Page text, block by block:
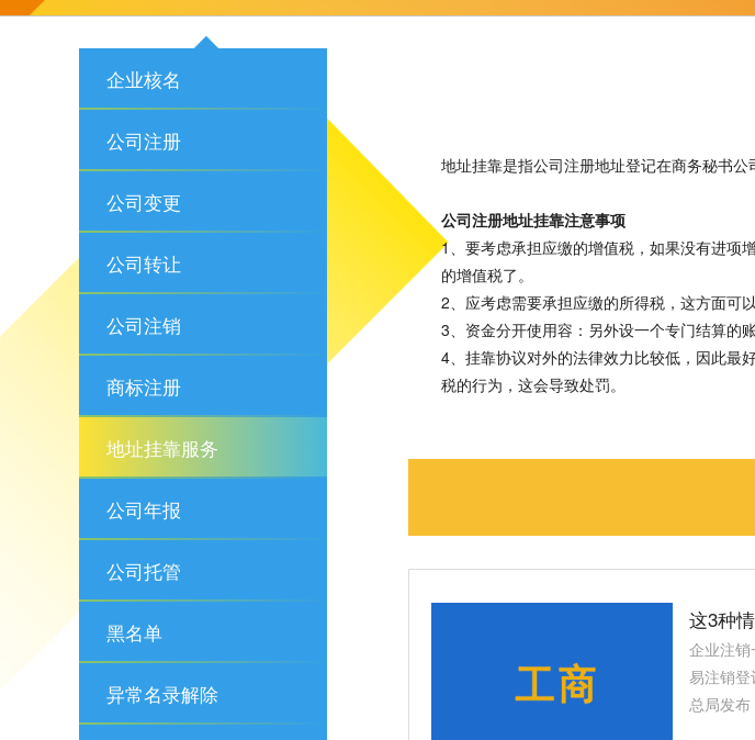
企业核名
公司注册
公司变更
公司转让
公司注销
商标注册
地址挂靠服务
公司年报
公司托管
黑名单
异常名录解除
地址挂靠是指公司注册地址登记在商务秘书公
公司注册地址挂靠注意事项
1、要考虑承担应缴的增值税，如果没有进项
的增值税了。
2、应考虑需要承担应缴的所得税，这方面可
3、资金分开使用容：另外设一个专门结算的
4、挂靠协议对外的法律效力比较低，因此最
税的行为，这会导致处罚。
这3种
企业注
易注销
总局发